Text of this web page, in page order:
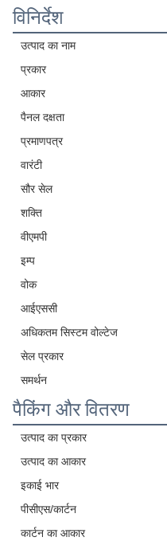
विनिर्देश
उत्पाद का नाम
प्रकार
आकार
पैनल दक्षता
प्रमाणपत्र
वारंटी
सौर सेल
शक्ति
वीएमपी
इम्प
वोक
आईएससी
अधिकतम सिस्टम वोल्टेज
सेल प्रकार
समर्थन
पैकिंग और वितरण
उत्पाद का प्रकार
उत्पाद का आकार
इकाई भार
पीसीएस/कार्टन
कार्टन का आकार